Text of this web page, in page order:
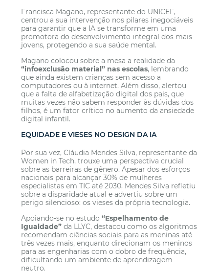
Francisca Magano, representante do UNICEF,
centrou a sua intervenção nos pilares inegociáveis
para garantir que a IA se transforme em uma
promotora do desenvolvimento integral dos mais
jovens, protegendo a sua saúde mental.
Magano colocou sobre a mesa a realidade da
“infoexclusão material” nas escolas, lembrando
que ainda existem crianças sem acesso a
computadores ou à internet. Além disso, alertou
que a falta de alfabetização digital dos pais, que
muitas vezes não sabem responder às dúvidas dos
filhos, é um fator crítico no aumento da ansiedade
digital infantil.
EQUIDADE E VIESES NO DESIGN DA IA
Por sua vez, Cláudia Mendes Silva, representante da
Women in Tech, trouxe uma perspectiva crucial
sobre as barreiras de gênero. Apesar dos esforços
nacionais para alcançar 30% de mulheres
especialistas em TIC até 2030, Mendes Silva refletiu
sobre a disparidade atual e advertiu sobre um
perigo silencioso: os vieses da própria tecnologia.
Apoiando-se no estudo “Espelhamento de
Igualdade”da LLYC, destacou como os algoritmos
recomendam ciências sociais para as meninas até
três vezes mais, enquanto direcionam os meninos
para as engenharias com o dobro de frequência,
dificultando um ambiente de aprendizagem
neutro.